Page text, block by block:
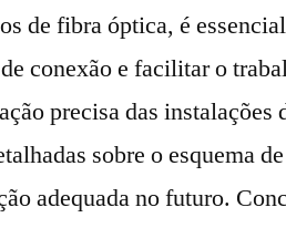
de fibra óptica, é
conexão e facilitar o
precisa das instalações
sobre o esquema
adequada no futuro.